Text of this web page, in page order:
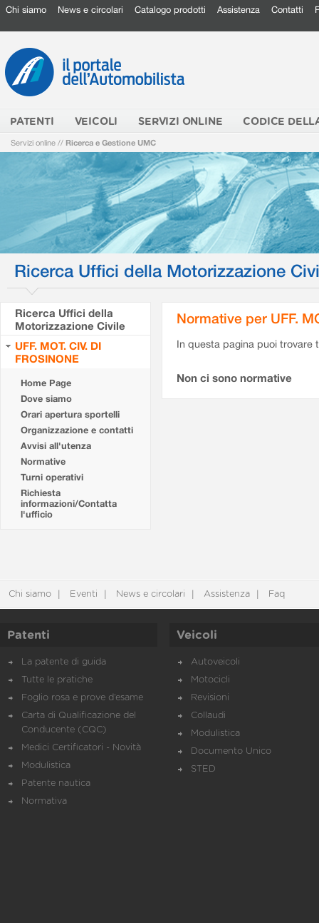
Chi siamo News e circolari Catalogo prodotti Assistenza Contatti
PATENTI VEICOLI SERVIZI ONLINE CODICE
Servizi online // Ricerca e Gestione UMC
Ricerca Uffici della Motorizzazione
Ricerca Uffici della
Motorizzazione Civile
UFF. MOT. CIV. DI
FROSINONE
Home Page
Dove siamo
Orari apertura sportelli
Organizzazione e contatti
Avvisi all'utenza
Normative
Turni operativi
Richiesta
informazioni/Contatta
l'ufficio
Normative per UFF.
In questa pagina puoi
Non ci sono normative
Chi siamo Eventi News e circolari Assistenza Faq
Patenti
La patente di guida
Tutte le pratiche
Foglio rosa e prove d’esame
Carta di Qualificazione del
Conducente (CQC)
Medici Certificatori - Novità
Modulistica
Patente nautica
Normativa
Veicoli
Autoveicoli
Motocicli
Revisioni
Collaudi
Modulistica
Documento Unico
STED